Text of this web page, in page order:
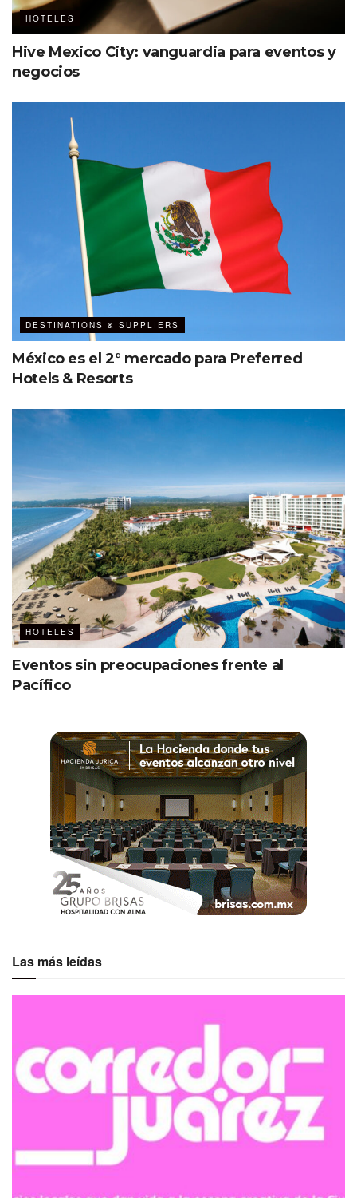
HOTELES
Hive Mexico City: vanguardia para eventos y
negocios
DESTINATIONS & SUPPLIERS
México es el 2° mercado para Preferred
Hotels & Resorts
HOTELES
Eventos sin preocupaciones frente al
Pacífico
Las más leídas